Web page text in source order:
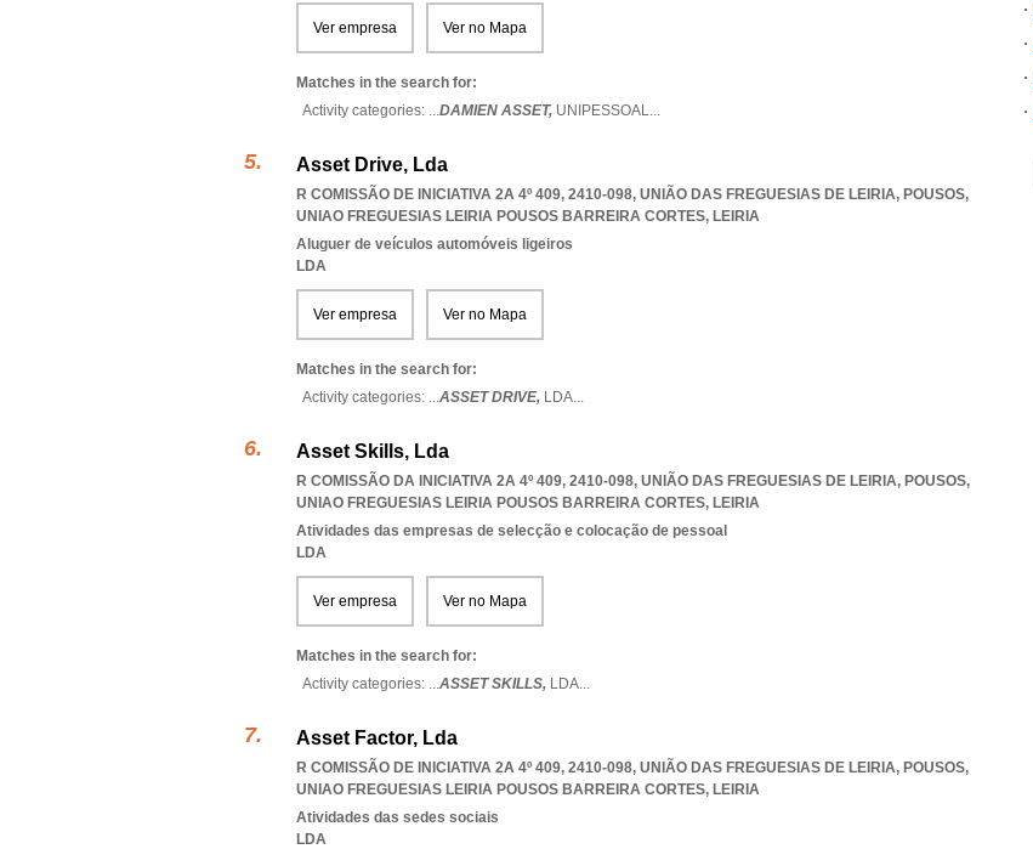
Ver empresa Ver no Mapa
Matches in the search for:
Activity categories: ...DAMIEN ASSET, UNIPESSOAL...
Asset Drive, Lda
R COMISSÃO DE INICIATIVA 2A 4º 409, 2410-098, UNIÃO DAS FREGUESIAS DE LEIRIA, POUSOS,
UNIAO FREGUESIAS LEIRIA POUSOS BARREIRA CORTES, LEIRIA
Aluguer de veículos automóveis ligeiros
LDA
Ver empresa Ver no Mapa
Matches in the search for:
Activity categories: ...ASSET DRIVE, LDA...
Asset Skills, Lda
R COMISSÃO DA INICIATIVA 2A 4º 409, 2410-098, UNIÃO DAS FREGUESIAS DE LEIRIA, POUSOS,
UNIAO FREGUESIAS LEIRIA POUSOS BARREIRA CORTES, LEIRIA
Atividades das empresas de selecção e colocação de pessoal
LDA
Ver empresa Ver no Mapa
Matches in the search for:
Activity categories: ...ASSET SKILLS, LDA...
Asset Factor, Lda
R COMISSÃO DE INICIATIVA 2A 4º 409, 2410-098, UNIÃO DAS FREGUESIAS DE LEIRIA, POUSOS,
UNIAO FREGUESIAS LEIRIA POUSOS BARREIRA CORTES, LEIRIA
Atividades das sedes sociais
LDA